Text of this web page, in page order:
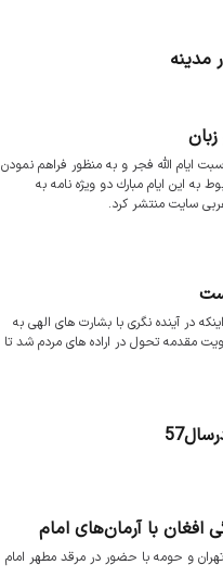
مدينه
ایام الله فجر و به منظور فراهم نمودن
به این ایام مبارك دو ویژه نامه به
سایت منتشر كرد.
در آینده نگری با بشارت های الهی به
مقدمه تحول در اراده های مردم شد تا
و حومه با حضور در مرقد مطهر امام